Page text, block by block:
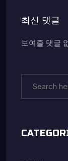
최신 댓글
보여줄 댓글